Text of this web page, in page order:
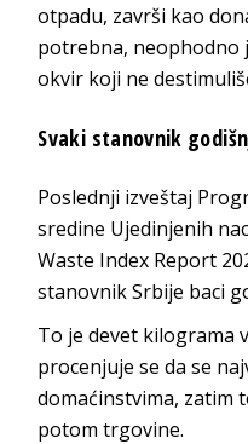
otpadu, završi kao
potrebna, neophodno
okvir koji ne
Svaki stanovnik
Poslednji izveštaj
sredine Ujedinjenih
Waste Index Report
stanovnik Srbije baci
To je devet kilograma
procenjuje se da se
domaćinstvima, zatim
potom trgovine.